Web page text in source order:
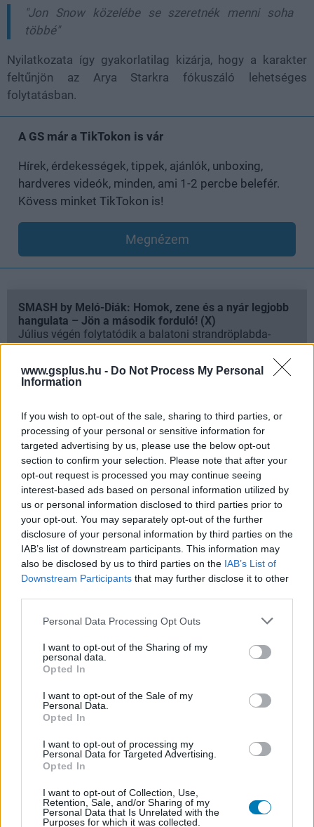
www.gsplus.hu - Do Not Process My Personal
Information
If you wish to opt-out of the sale, sharing to third parties, or
processing of your personal or sensitive information for
targeted advertising by us, please use the below opt-out
section to confirm your selection. Please note that after your
opt-out request is processed you may continue seeing
interest-based ads based on personal information utilized by
us or personal information disclosed to third parties prior to
your opt-out. You may separately opt-out of the further
disclosure of your personal information by third parties on the
IAB’s list of downstream participants. This information may
also be disclosed by us to third parties on the IAB’s List of
Downstream Participants that may further disclose it to other
Please note that this website/app uses one or more Google
not limited to your visit or usage behaviour. You may click to
grant or deny consent to Google and its third-party tags to
use your data for below specified purposes in below Google
consent section.
Personal Data Processing Opt Outs
I want to opt-out of the Sharing of my
personal data.
Opted In
I want to opt-out of the Sale of my
Personal Data.
Opted In
I want to opt-out of processing my
Personal Data for Targeted Advertising.
Opted In
I want to opt-out of Collection, Use,
Retention, Sale, and/or Sharing of my
Personal Data that Is Unrelated with the
Purposes for which it was collected.
"Jon Snow közelébe se szeretnék menni soha
többé"
Nyilatkozata így gyakorlatilag kizárja, hogy a karakter
feltűnjön az Arya Starkra fókuszáló lehetséges
folytatásban.
A GS már a TikTokon is vár
Hírek, érdekességek, tippek, ajánlók, unboxing,
hardveres videók, minden, ami 1-2 percbe belefér.
Kövess minket TikTokon is!
Megnézem
SMASH by Meló-Diák: Homok, zene és a nyár legjobb
hangulata – Jön a második forduló! (X)
Július végén folytatódik a balatoni strandröplabda-
sorozat.
Címkék: #trónok harca #arya stark
Hozzászólások
Tényleg folytatást kap a Life is
Strange, még idén megjelenik
2026 január 15. 17:19
Hamarosan be is mutatják az új játékot.
Hivatalosan is bejelentették a Life is Strange következő